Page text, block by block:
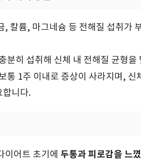
, 칼륨, 마그네슘 등 전해질 섭취가
분히 섭취해 신체 내 전해질 균형을
통 1주 이내로 증상이 사라지며, 신
합니다.
어트 초기에 두통과 피로감을 느